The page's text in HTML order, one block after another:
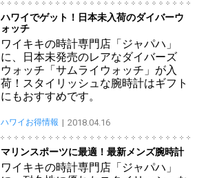
ハワイでゲット！日本未入荷のダイバーウ
ォッチ
ワイキキの時計専門店「ジャパハ」
に、日本未発売のレアなダイバーズ
ウォッチ「サムライウォッチ」が入
荷！スタイリッシュな腕時計はギフト
にもおすすめです。
ハワイお得情報 2018.04.16
マリンスポーツに最適！最新メンズ腕時計
ワイキキの時計専門店「ジャパハ」